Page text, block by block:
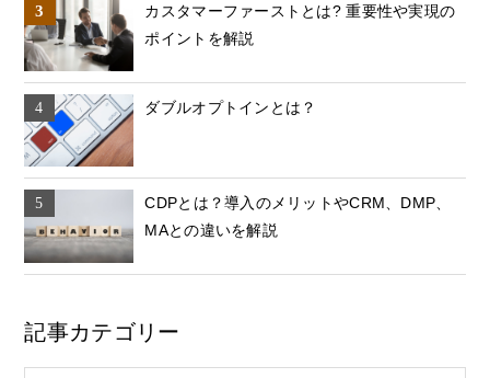
カスタマーファーストとは? 重要性や実現の
ポイントを解説
ダブルオプトインとは？
CDPとは？導入のメリットやCRM、DMP、
MAとの違いを解説
記事カテゴリー